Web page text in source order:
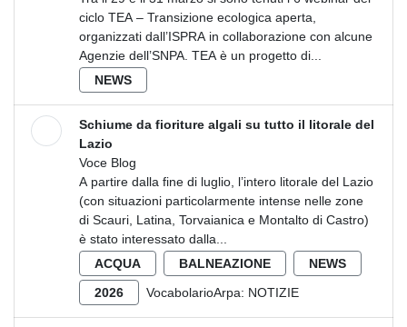
ciclo TEA – Transizione ecologica aperta,
organizzati dall’ISPRA in collaborazione con alcune
Agenzie dell’SNPA. TEA è un progetto di...
NEWS
Schiume da fioriture algali su tutto il litorale del
Lazio
Voce Blog
A partire dalla fine di luglio, l’intero litorale del Lazio
(con situazioni particolarmente intense nelle zone
di Scauri, Latina, Torvaianica e Montalto di Castro)
è stato interessato dalla...
ACQUA
BALNEAZIONE
NEWS
2026
VocabolarioArpa: NOTIZIE